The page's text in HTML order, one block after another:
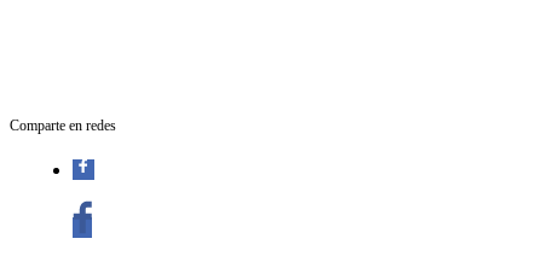
Comparte en redes